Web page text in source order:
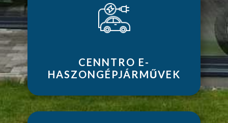
CENNTRO E-
HASZONGÉPJÁRMŰVEK